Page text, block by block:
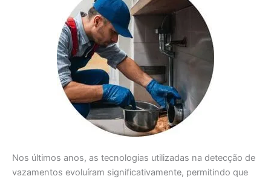
Nos últimos anos, as tecnologias utilizadas na detecção de
vazamentos evoluíram significativamente, permitindo que